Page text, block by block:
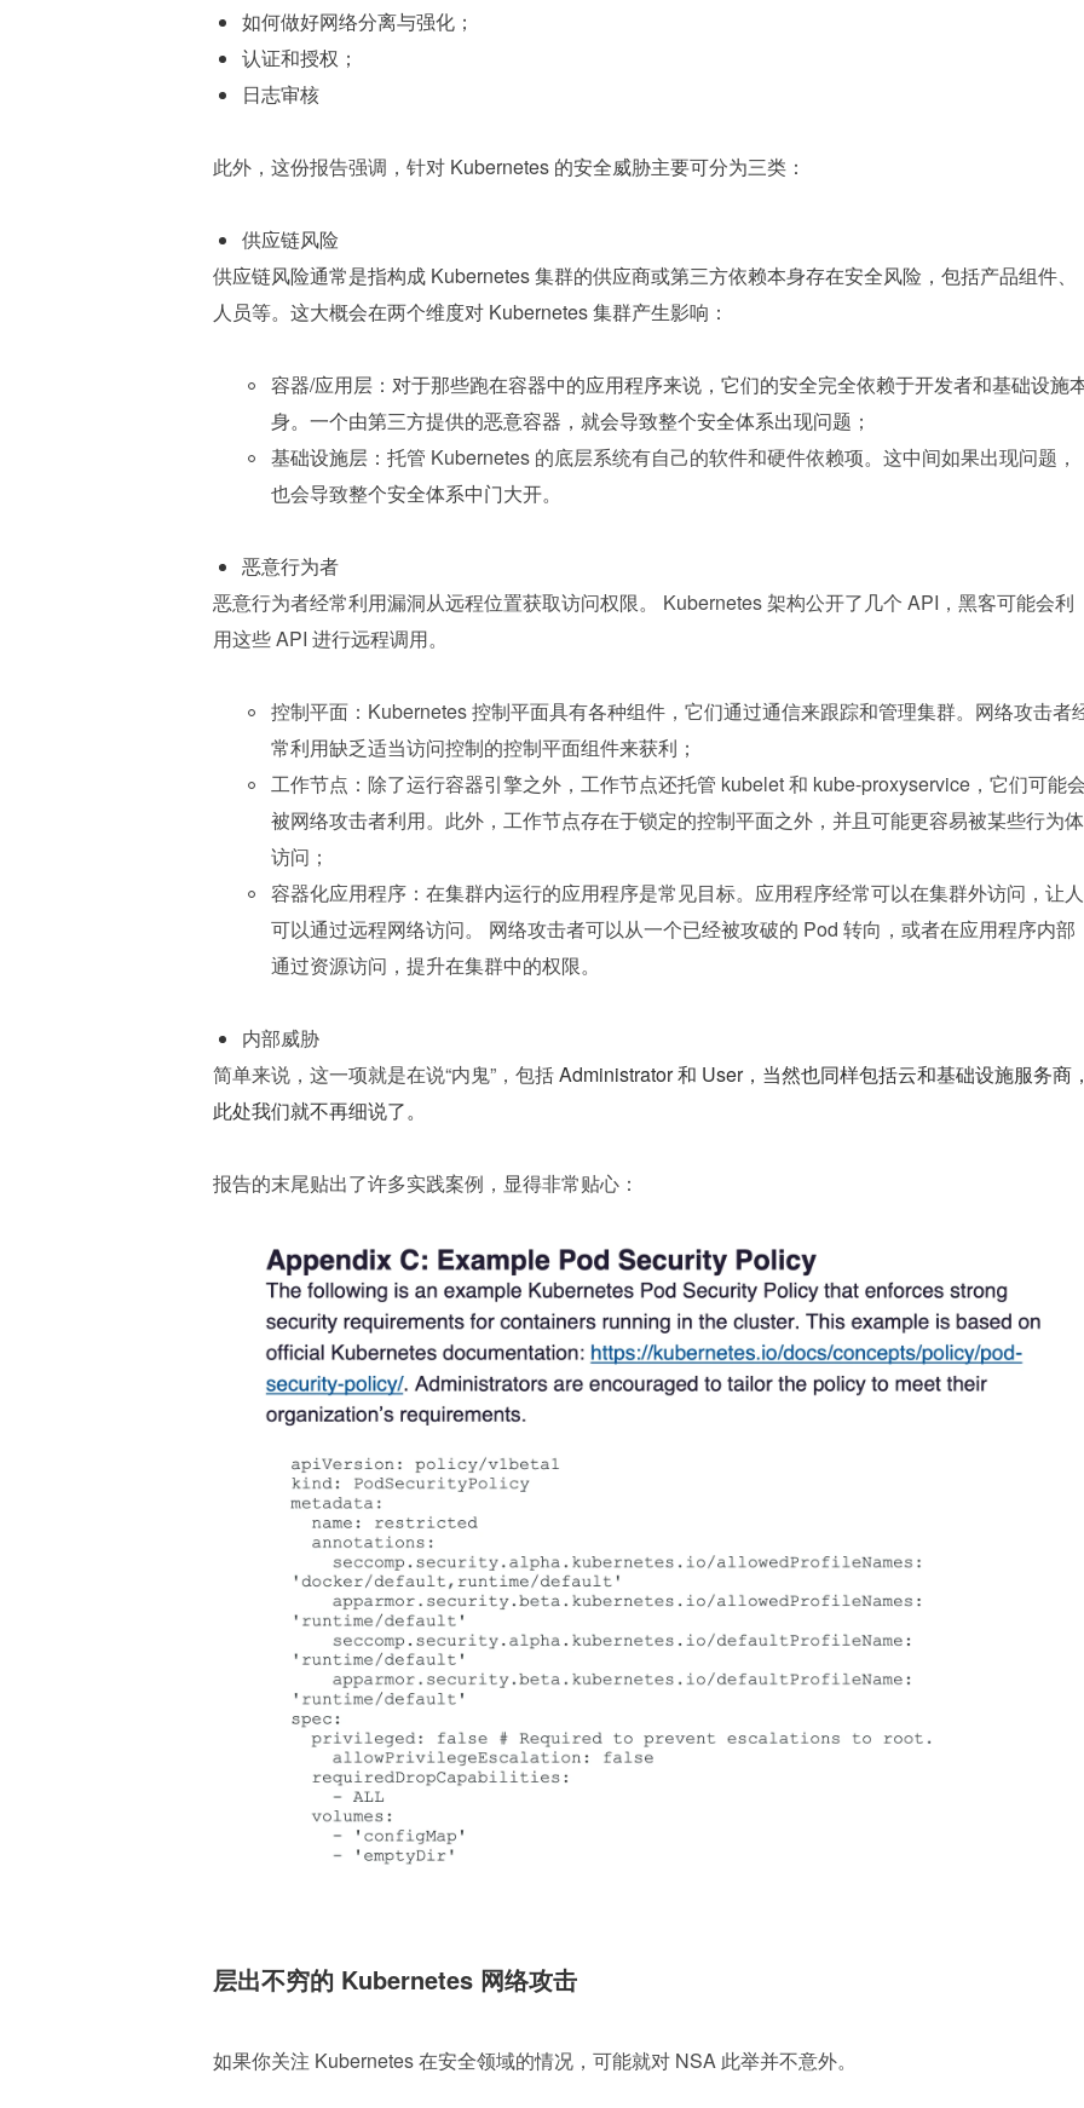
如何做好网络分离与强化；
认证和授权；
日志审核
此外，这份报告强调，针对 Kubernetes 的安全威胁主要可分为三类：
供应链风险
供应链风险通常是指构成 Kubernetes 集群的供应商或第三方依赖本身存在安全风险，包括产品组件、
人员等。这大概会在两个维度对 Kubernetes 集群产生影响：
容器/应用层：对于那些跑在容器中的应用程序来说，它们的安全完全依赖于开发者和基础设施
身。一个由第三方提供的恶意容器，就会导致整个安全体系出现问题；
基础设施层： 托管 Kubernetes 的底层系统有自己的软件和硬件依赖项。这中间如果出现问题，
也会导致整个安全体系中门大开。
恶意行为者
恶意行为者经常利用漏洞从远程位置获取访问权限。 Kubernetes 架构公开了几个 API，黑客可能会利
用这些 API 进行远程调用。
控制平面：Kubernetes 控制平面具有各种组件，它们通过通信来跟踪和管理集群。网络攻击者
常利用缺乏适当访问控制的控制平面组件来获利；
工作节点：除了运行容器引擎之外，工作节点还托管 kubelet 和 kube-proxyservice，它们可能
被网络攻击者利用。此外，工作节点存在于锁定的控制平面之外，并且可能更容易被某些行为体
访问；
容器化应用程序：在集群内运行的应用程序是常见目标。应用程序经常可以在集群外访问，让人
可以通过远程网络访问。 网络攻击者可以从一个已经被攻破的 Pod 转向，或者在应用程序内部
通过资源访问，提升在集群中的权限。
内部威胁
简单来说，这一项就是在说“内鬼”，包括 Administrator 和 User，当然也同样包括云和基础设施服务商
此处我们就不再细说了。
报告的末尾贴出了许多实践案例，显得非常贴心：
层出不穷的 Kubernetes 网络攻击
如果你关注 Kubernetes 在安全领域的情况，可能就对 NSA 此举并不意外。